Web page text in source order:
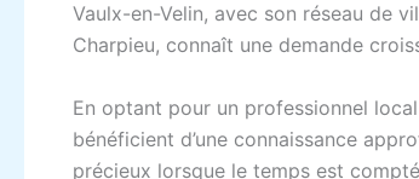
Vaulx-en-Velin, avec son réseau de
Charpieu, connaît une demande
En optant pour un professionnel
bénéficient d’une connaissance
précieux lorsque le temps est